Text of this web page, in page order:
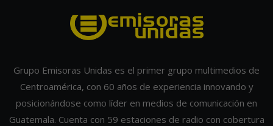
Grupo Emisoras Unidas es el primer grupo multimedios de
Centroamérica, con 60 años de experiencia innovando y
posicionándose como líder en medios de comunicación en
Guatemala. Cuenta con 59 estaciones de radio con cobertura